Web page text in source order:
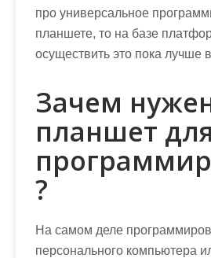
про универсальное
планшете, то на базе
осуществить это пока лучше
Зачем
планшет для
?
На самом деле
персонального компьютера